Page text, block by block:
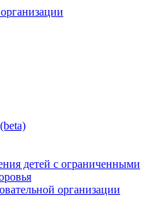
детей с ограниченными
организации